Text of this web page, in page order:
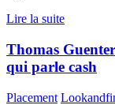
Lire la suite
Thomas
qui parle cash
Placement